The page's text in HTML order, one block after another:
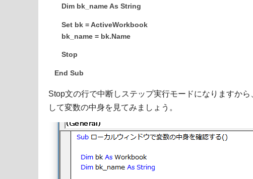
Dim bk_name As String
Set bk = ActiveWorkbook
bk_name = bk.Name
Stop
End Sub
Stop文の行で中断しステップ実行モードになりますか
して変数の中身を見てみましょう。